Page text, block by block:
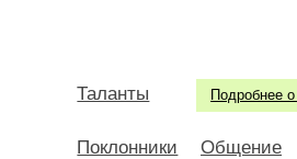
Подробнее о
Таланты
Поклонники Общение